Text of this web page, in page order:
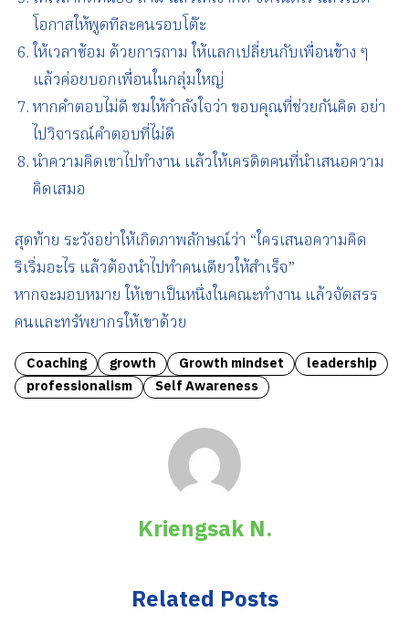
โอกาสให้พูดทีละคนรอบโต๊ะ
ให้เวลาซ้อม ด้วยการถาม ให้แลกเปลี่ยนกับเพื่อนข้าง ๆ
แล้วค่อยบอกเพื่อนในกลุ่มใหญ่
หากคำตอบไม่ดี ชมให้กำลังใจว่า ขอบคุณที่ช่วยกันคิด อย่า
ไปวิจารณ์คำตอบที่ไม่ดี
นำความคิดเขาไปทำงาน แล้วให้เครดิตคนที่นำเสนอความ
คิดเสมอ
สุดท้าย ระวังอย่าให้เกิดภาพลักษณ์ว่า “ใครเสนอความคิด
ริเริ่มอะไร แล้วต้องนำไปทำคนเดียวให้สำเร็จ”
หากจะมอบหมาย ให้เขาเป็นหนึ่งในคณะทำงาน แล้วจัดสรร
คนและทรัพยากรให้เขาด้วย
Coaching growth Growth mindset
leadership
professionalism
Self Awareness
Kriengsak N.
Related Posts